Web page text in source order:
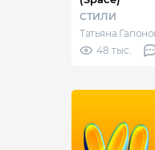
СТИЛИ
Татьяна
48 тыс.